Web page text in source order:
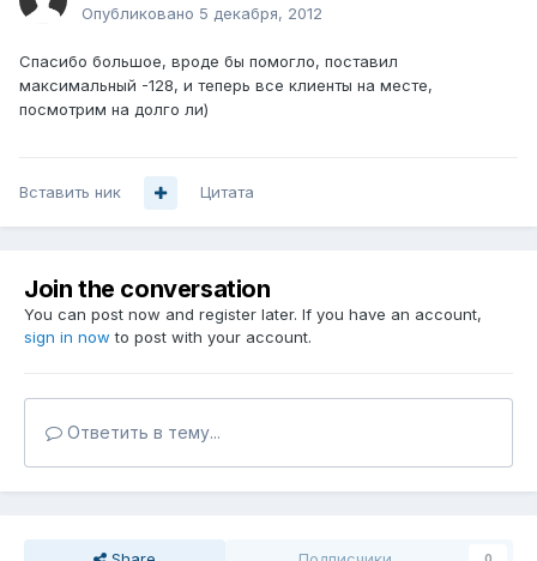
Опубликовано 5 декабря, 2012
Спасибо большое, вроде бы помогло, поставил
максимальный -128, и теперь все клиенты на месте,
посмотрим на долго ли)
Вставить ник Цитата
Join the conversation
You can post now and register later. If you have an account,
sign in now to post with your account.
Ответить в тему...